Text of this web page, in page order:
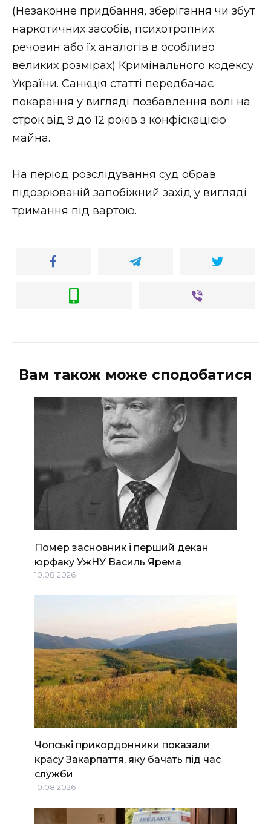
(Незаконне придбання, зберігання чи збут
наркотичних засобів, психотропних
речовин або їх аналогів в особливо
великих розмірах) Кримінального кодексу
України. Санкція статті передбачає
покарання у вигляді позбавлення волі на
строк від 9 до 12 років з конфіскацією
майна.
На період розслідування суд обрав
підозрюваній запобіжний захід у вигляді
тримання під вартою.
Вам також може сподобатися
Помер засновник і перший декан
юрфаку УжНУ Василь Ярема
10.08.2026
Чопські прикордонники показали
красу Закарпаття, яку бачать під час
служби
10.08.2026